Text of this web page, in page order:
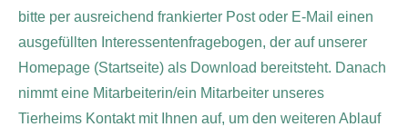
bitte per ausreichend frankierter Post oder E-Mail einen
ausgefüllten Interessentenfragebogen, der auf unserer
Homepage (Startseite) als Download bereitsteht. Danach
nimmt eine Mitarbeiterin/ein Mitarbeiter unseres
Tierheims Kontakt mit Ihnen auf, um den weiteren Ablauf